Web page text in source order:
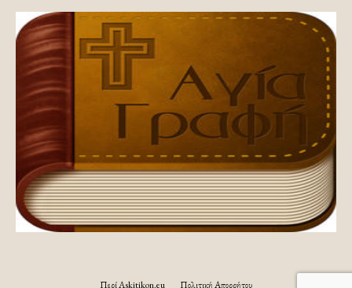
Περί Askitikon.eu Πολιτική Απορρήτου